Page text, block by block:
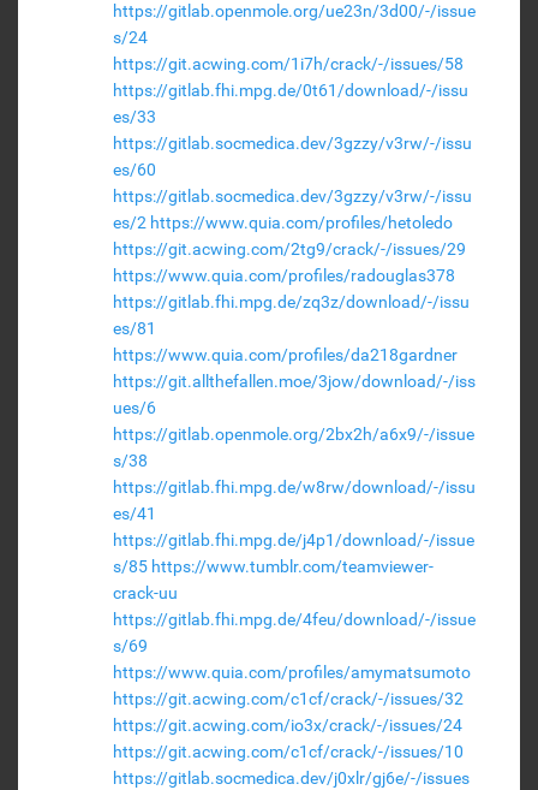
https://gitlab.openmole.org/ue23n/3d00/-/issue
s/24
https://git.acwing.com/1i7h/crack/-/issues/58
https://gitlab.fhi.mpg.de/0t61/download/-/issu
es/33
https://gitlab.socmedica.dev/3gzzy/v3rw/-/issu
es/60
https://gitlab.socmedica.dev/3gzzy/v3rw/-/issu
es/2 https://www.quia.com/profiles/hetoledo
https://git.acwing.com/2tg9/crack/-/issues/29
https://www.quia.com/profiles/radouglas378
https://gitlab.fhi.mpg.de/zq3z/download/-/issu
es/81
https://www.quia.com/profiles/da218gardner
https://git.allthefallen.moe/3jow/download/-/iss
ues/6
https://gitlab.openmole.org/2bx2h/a6x9/-/issue
s/38
https://gitlab.fhi.mpg.de/w8rw/download/-/issu
es/41
https://gitlab.fhi.mpg.de/j4p1/download/-/issue
s/85 https://www.tumblr.com/teamviewer-
crack-uu
https://gitlab.fhi.mpg.de/4feu/download/-/issue
s/69
https://www.quia.com/profiles/amymatsumoto
https://git.acwing.com/c1cf/crack/-/issues/32
https://git.acwing.com/io3x/crack/-/issues/24
https://git.acwing.com/c1cf/crack/-/issues/10
https://gitlab.socmedica.dev/j0xlr/gj6e/-/issues